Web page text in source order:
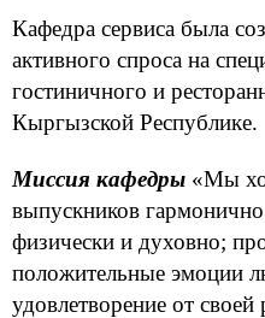
Кафедра сервиса была
активного спроса на
гостиничного и
Кыргызской Республике.
Миссия кафедры «Мы
выпускников
физически и духовно;
положительные эмоции
удовлетворение от